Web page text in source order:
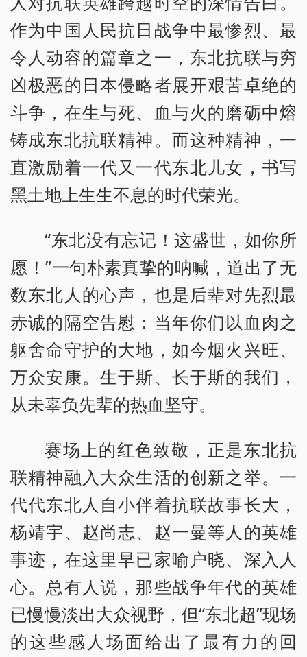
作为中国人民抗日战争中最惨烈、最
令人动容的篇章之一，东北抗联与穷
凶极恶的日本侵略者展开艰苦卓绝的
斗争，在生与死、血与火的磨砺中熔
铸成东北抗联精神。而这种精神，一
直激励着一代又一代东北儿女，书写
黑土地上生生不息的时代荣光。
“东北没有忘记！这盛世，如你所
愿！”一句朴素真挚的呐喊，道出了无
数东北人的心声，也是后辈对先烈最
赤诚的隔空告慰：当年你们以血肉之
躯舍命守护的大地，如今烟火兴旺、
万众安康。生于斯、长于斯的我们，
从未辜负先辈的热血坚守。
赛场上的红色致敬，正是东北抗
联精神融入大众生活的创新之举。一
代代东北人自小伴着抗联故事长大，
杨靖宇、赵尚志、赵一曼等人的英雄
事迹，在这里早已家喻户晓、深入人
心。总有人说，那些战争年代的英雄
已慢慢淡出大众视野，但“东北超”现场
的这些感人场面给出了最有力的回